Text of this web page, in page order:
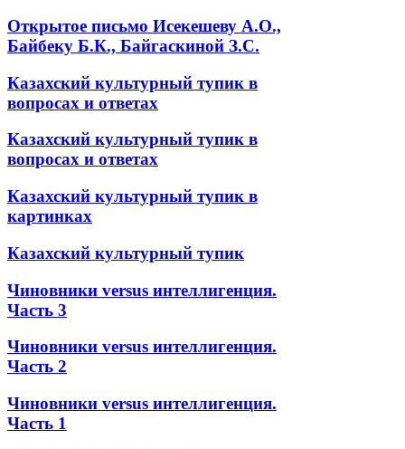
Открытое письмо Исекешеву А.О.,
Байбеку Б.К., Байгаскиной З.С.
Казахский культурный тупик в
вопросах и ответах
Казахский культурный тупик в
вопросах и ответах
Казахский культурный тупик в
картинках
Казахский культурный тупик
Чиновники versus интеллигенция.
Часть 3
Чиновники versus интеллигенция.
Часть 2
Чиновники versus интеллигенция.
Часть 1